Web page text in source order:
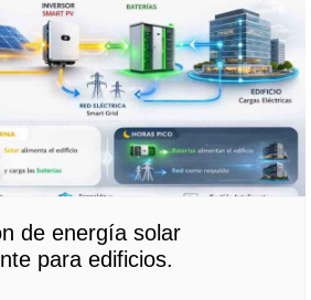
de energía solar
para edificios.